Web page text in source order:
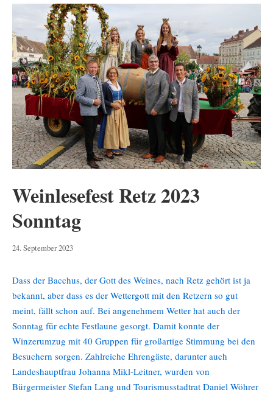
Weinlesefest Retz 2023
Sonntag
24. September 202325.
Dass der Bacchus, der Gott des Weines, nach Retz gehört ist ja
bekannt, aber dass es der Wettergott mit den Retzern so gut
meint, fällt schon auf. Bei angenehmem Wetter hat auch der
Sonntag für echte Festlaune gesorgt. Damit konnte der
Winzerumzug mit 40 Gruppen für großartige Stimmung bei den
Besuchern sorgen. Zahlreiche Ehrengäste, darunter auch
Landeshauptfrau Johanna Mikl-Leitner, wurden von
Bürgermeister Stefan Lang und Tourismusstadtrat Daniel Wöhrer